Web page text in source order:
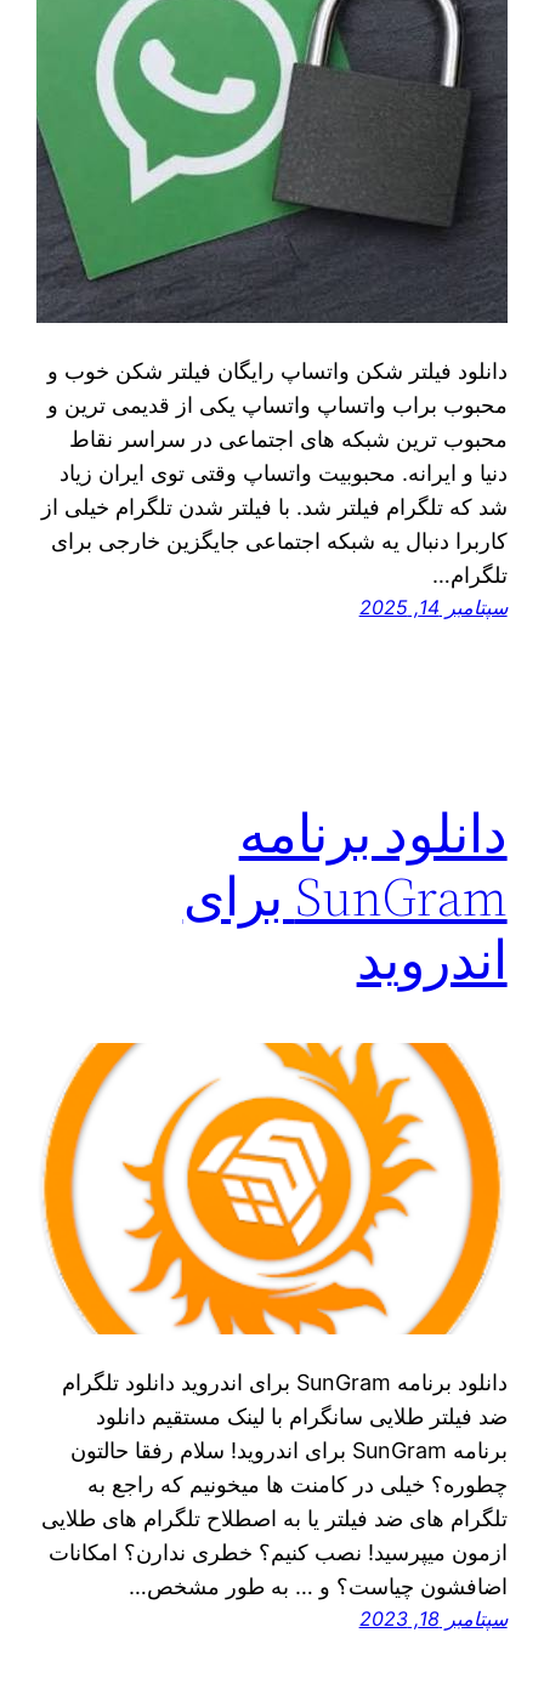
دانلود فیلتر شکن واتساپ رایگان فیلتر شکن خوب و
محبوب براب واتساپ واتساپ یکی از قدیمی‌ ترین و
محبوب‌ ترین شبکه‌ های اجتماعی در سراسر نقاط
دنیا و ایرانه. محبوبیت واتساپ وقتی توی ایران زیاد
شد که تلگرام فیلتر شد. با فیلتر شدن تلگرام خیلی از
کاربرا دنبال یه شبکه اجتماعی جایگزین خارجی برای
تلگرام…
سپتامبر 14, 2025
دانلود برنامه
SunGram برای
اندروید
دانلود برنامه SunGram برای اندروید دانلود تلگرام
ضد فیلتر طلایی سانگرام با لینک مستقیم دانلود
برنامه SunGram برای اندروید! سلام رفقا حالتون
چطوره؟ خیلی در کامنت ها میخونیم که راجع به
تلگرام های ضد فیلتر یا به اصطلاح تلگرام های طلایی
ازمون میپرسید! نصب کنیم؟ خطری ندارن؟ امکانات
اضافشون چیاست؟ و … به طور مشخص…
سپتامبر 18, 2023